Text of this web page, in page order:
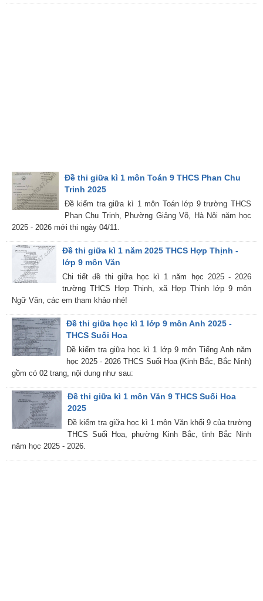
Đề thi giữa kì 1 môn Toán 9 THCS Phan Chu
Trinh 2025
Đề kiểm tra giữa kì 1 môn Toán lớp 9 trường THCS
Phan Chu Trinh, Phường Giảng Võ, Hà Nội năm học
2025 - 2026 mới thi ngày 04/11.
Đề thi giữa kì 1 năm 2025 THCS Hợp Thịnh -
lớp 9 môn Văn
Chi tiết đề thi giữa học kì 1 năm học 2025 - 2026
trường THCS Hợp Thịnh, xã Hợp Thịnh lớp 9 môn
Ngữ Văn, các em tham khảo nhé!
Đề thi giữa học kì 1 lớp 9 môn Anh 2025 -
THCS Suối Hoa
Đề kiểm tra giữa học kì 1 lớp 9 môn Tiếng Anh năm
học 2025 - 2026 THCS Suối Hoa (Kinh Bắc, Bắc Ninh)
gồm có 02 trang, nội dung như sau:
Đề thi giữa kì 1 môn Văn 9 THCS Suối Hoa
2025
Đề kiểm tra giữa học kì 1 môn Văn khối 9 của trường
THCS Suối Hoa, phường Kinh Bắc, tỉnh Bắc Ninh
năm học 2025 - 2026.